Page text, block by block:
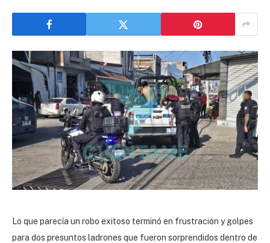
Lo que parecía un robo exitoso terminó en frustración y golpes
para dos presuntos ladrones que fueron sorprendidos dentro de